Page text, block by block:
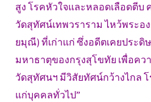
สูง โรคหัวใจและหลอดเลือดตีบ
วัดสุทัศน์เทพวราราม ไหว้พระอ
ยมุณี) ที่เก่าแก่ ซึ่งอดีตเคยประ
มหาธาตุของกรุงสุโขทัย เพื่อคว
วัดสุทัศนฯ มีวิสัยทัศน์กว้างไกล
แก่บุคคลทั่วไป”